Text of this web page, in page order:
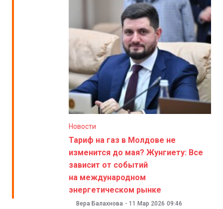
Новости
Тариф на газ в Молдове не
изменится до мая? Жунгиету: Все
зависит от событий
на международном
энергетическом рынке
Вера Балахнова - 11 Мар 2026 09:46